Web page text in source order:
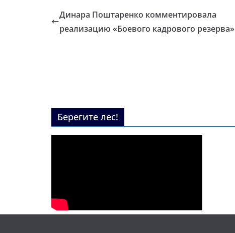
Динара Поштаренко комментировала
реализацию «Боевого кадрового резерва»
Берегите лес!